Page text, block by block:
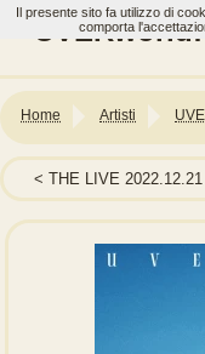
Home Artisti
THE LIVE 2022.12.21
Il presente sito fa utilizzo di
comporta